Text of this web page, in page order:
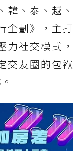
韓、泰、越、
企劃》，主打
力社交模式，
交友圈的包袱